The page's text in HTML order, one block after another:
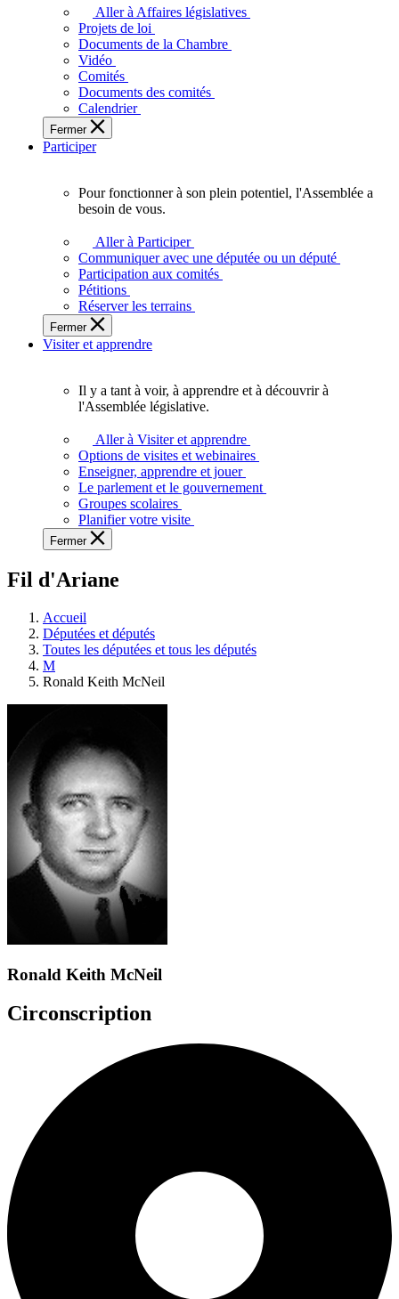
adopte
touchent
des
Ontariennes
et
Aller à Affaires législatives
Projets de loi
Documents de la Chambre
Vidéo
Comités
Documents des comités
Calendrier
Fermer
Participer
plein
potentiel,
l'Assemblée
a
besoin
de
Pour fonctionner à son plein potentiel, l'Assemblée a
besoin de vous.
Aller à Participer
Communiquer avec une députée ou un député
Participation aux comités
Pétitions
Réserver les terrains
Fermer
Visiter et apprendre
voir,
apprendre
et
à
à
législative.
Il y a tant à voir, à apprendre et à découvrir à
l'Assemblée législative.
Aller à Visiter et apprendre
Options de visites et webinaires
Enseigner, apprendre et jouer
Le parlement et le gouvernement
Groupes scolaires
Planifier votre visite
Fermer
Fil d'Ariane
Accueil
Députées et députés
Toutes les députées et tous les députés
M
Ronald Keith McNeil
Ronald Keith McNeil
Circonscription